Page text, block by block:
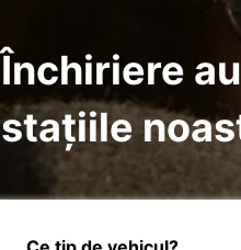
Închiriere
stațiile